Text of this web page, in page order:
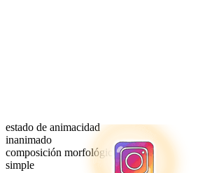
estado de animacidad
inanimado
composición morfológica
simple